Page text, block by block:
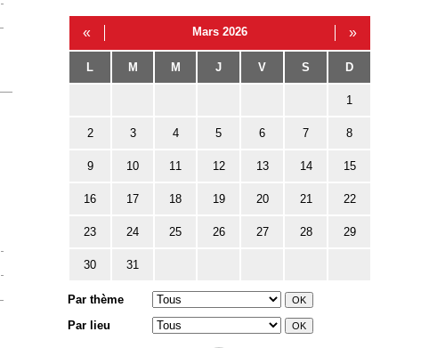
« Mars 2026 »
L M M J V S D
1
2 3 4 5 6 7 8
9 10 11 12 13 14 15
16 17 18 19 20 21 22
23 24 25 26 27 28 29
30 31
Par thème
Par lieu